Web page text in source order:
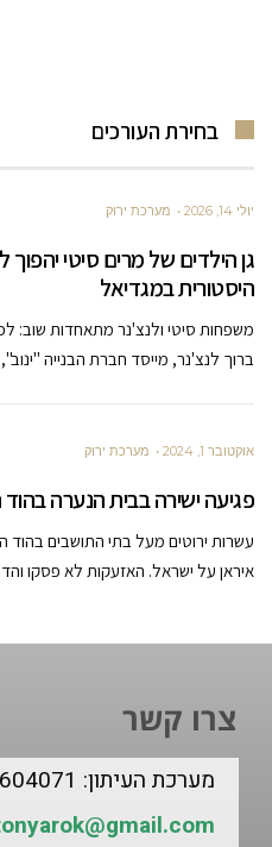
בחירת העורכים
יולי 14, 2026 מערכת ירוק
גן הילדים של מרים סיטי
היסטורית במגדיאל
משפחות סיטי ולנצ'נר מתאחדות שוב:
ברוך לנצ'נר, מייסד חברת הבנייה "ינוב",
אוקטובר 1, 2024 מערכת ירוק
פגיעה ישירה בבית הנערה בהוד
עשרות ירוטים מעל בתי התושבים
איראן על ישראל. האזעקות לא פסקו
צרו קשר
מערכת העיתון: 09-7604071